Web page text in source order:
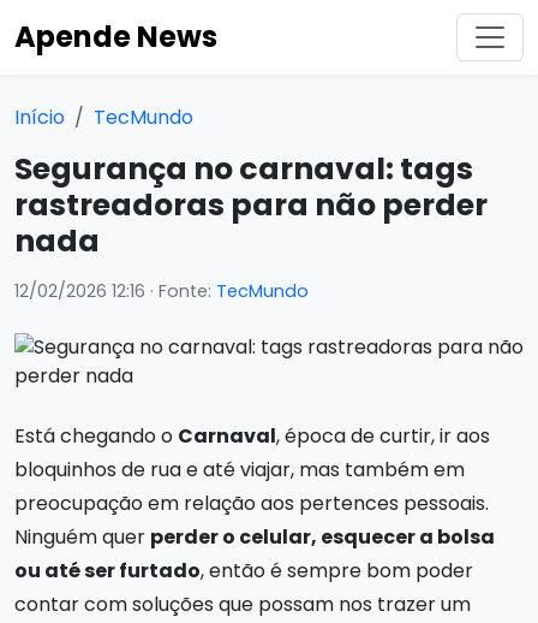
Apende News
Início TecMundo
Segurança no carnaval: tags
rastreadoras para não perder
nada
12/02/2026 12:16 · Fonte: TecMundo
Está chegando o Carnaval, época de curtir, ir aos
bloquinhos de rua e até viajar, mas também em
preocupação em relação aos pertences pessoais.
Ninguém quer perder o celular, esquecer a bolsa
ou até ser furtado, então é sempre bom poder
contar com soluções que possam nos trazer um